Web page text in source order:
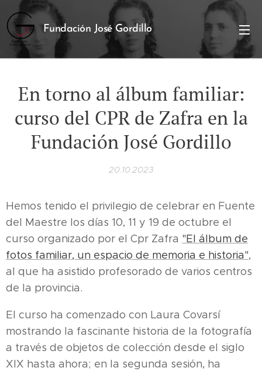
Fundación José Gordillo
En torno al álbum familiar:
curso del CPR de Zafra en la
Fundación José Gordillo
20.10.2023
Hemos tenido el privilegio de celebrar en Fuente
del Maestre los días 10, 11 y 19 de octubre el
curso organizado por el Cpr Zafra "El álbum de
fotos familiar, un espacio de memoria e historia",
al que ha asistido profesorado de varios centros
de la provincia.
El curso ha comenzado con Laura Covarsí
mostrando la fascinante historia de la fotografía
a través de objetos de colección desde el siglo
XIX hasta ahora; en la segunda sesión, ha